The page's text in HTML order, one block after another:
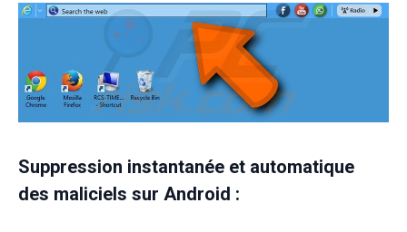
Suppression instantanée et automatique
des maliciels sur Android :